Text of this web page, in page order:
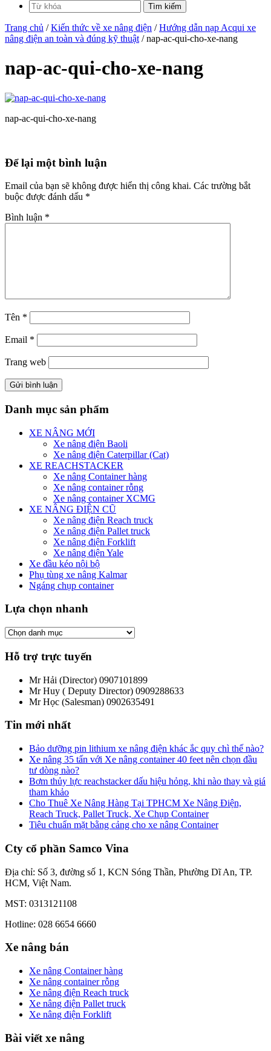
Trang chủ /Kiến thức về xe nâng điện /Hướng dẫn nạp Acqui xe
nâng điện an toàn và đúng kỹ thuật / nap-ac-qui-cho-xe-nang
nap-ac-qui-cho-xe-nang
nap-ac-qui-cho-xe-nang
Để lại một bình luận
Email của bạn sẽ không được hiển thị công khai. Các trường bắt
buộc được đánh dấu *
Bình luận *
Tên *
Email *
Trang web
Danh mục sản phẩm
XE NÂNG MỚI
Xe nâng điện Baoli
Xe nâng điện Caterpillar (Cat)
XE REACHSTACKER
Xe nâng Container hàng
Xe nâng container rỗng
Xe nâng container XCMG
XE NÂNG ĐIỆN CŨ
Xe nâng điện Reach truck
Xe nâng điện Pallet truck
Xe nâng điện Forklift
Xe nâng điện Yale
Xe đầu kéo nội bộ
Phụ tùng xe nâng Kalmar
Ngáng chụp container
Lựa chọn nhanh
Hỗ trợ trực tuyến
Mr Hải (Director) 0907101899
Mr Huy ( Deputy Director) 0909288633
Mr Học (Salesman) 0902635491
Tin mới nhất
Bảo dưỡng pin lithium xe nâng điện khác ắc quy chì thế nào?
Xe nâng 35 tấn với Xe nâng container 40 feet nên chọn đầu
tư dòng nào?
Bơm thủy lực reachstacker dấu hiệu hỏng, khi nào thay và giá
tham khảo
Cho Thuê Xe Nâng Hàng Tại TPHCM Xe Nâng Điện,
Reach Truck, Pallet Truck, Xe Chụp Container
Tiêu chuẩn mặt bằng cảng cho xe nâng Container
Cty cổ phần Samco Vina
Địa chỉ: Số 3, đường số 1, KCN Sóng Thần, Phường Dĩ An, TP.
HCM, Việt Nam.
MST: 0313121108
Hotline: 028 6654 6660
Xe nâng bán
Xe nâng Container hàng
Xe nâng container rỗng
Xe nâng điện Reach truck
Xe nâng điện Pallet truck
Xe nâng điện Forklift
Bài viết xe nâng